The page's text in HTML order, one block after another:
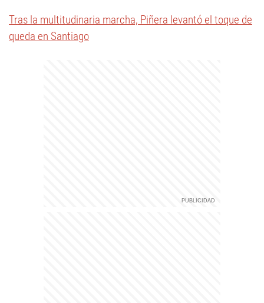
Tras la multitudinaria marcha, Piñera levantó el toque de
queda en Santiago